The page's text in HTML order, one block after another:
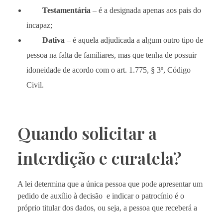
Testamentária – é a designada apenas aos pais do
incapaz;
Dativa – é aquela adjudicada a algum outro tipo de
pessoa na falta de familiares, mas que tenha de possuir
idoneidade de acordo com o art. 1.775, § 3º, Código
Civil.
Quando solicitar a
interdição e curatela?
A lei determina que a única pessoa que pode apresentar um
pedido de auxílio à decisão e indicar o patrocínio é o
próprio titular dos dados, ou seja, a pessoa que receberá a